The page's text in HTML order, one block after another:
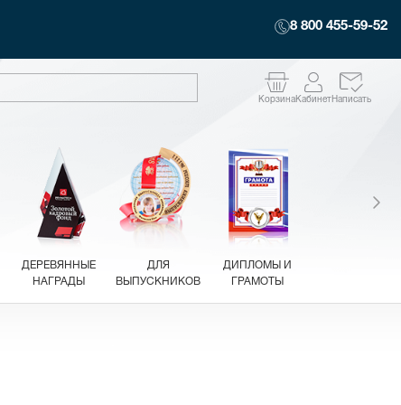
8 800 455-59-52
КорзинаКабинетНаписать
ДЕРЕВЯННЫЕ
НАГРАДЫ
ДЛЯ
ВЫПУСКНИКОВ
ДИПЛОМЫ И
ГРАМОТЫ